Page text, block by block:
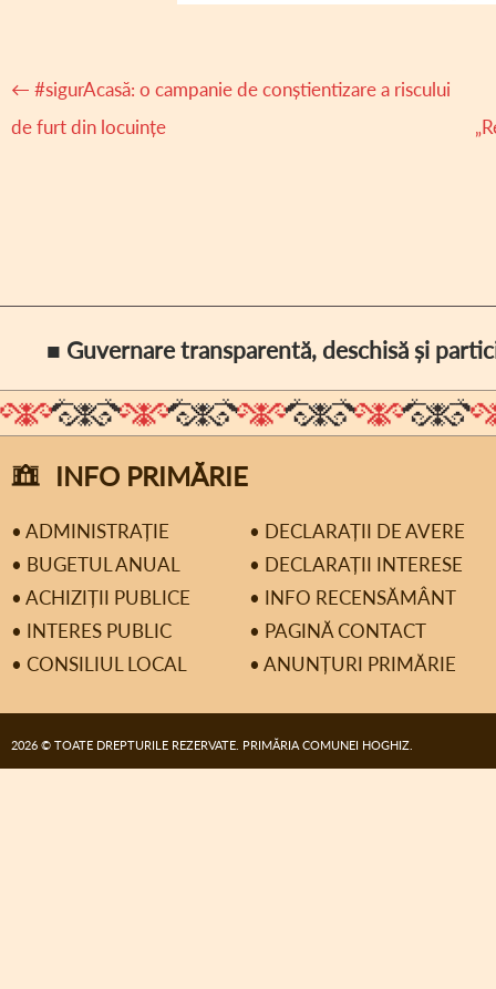
Navigare
articole
← #sigurAcasă: o campanie de conștientizare a riscului
de furt din locuințe
■ Guvernare transparentă, deschisă și
INFO PRIMĂRIE
• ADMINISTRAȚIE
• DECLARAȚII DE AVERE
• BUGETUL ANUAL
• DECLARAȚII INTERESE
• ACHIZIȚII PUBLICE
• INFO RECENSĂMÂNT
• INTERES PUBLIC
• PAGINĂ CONTACT
• CONSILIUL LOCAL
• ANUNȚURI PRIMĂRIE
2026 © TOATE DREPTURILE REZERVATE. PRIMĂRIA COMUNEI HOGHIZ.